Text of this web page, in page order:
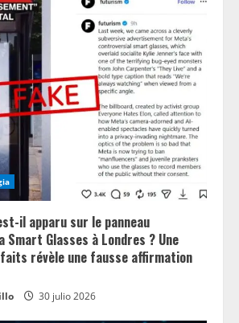
il apparu sur le panneau
Glasses à Londres ? Une
révèle une fausse affirmation
30 julio 2026